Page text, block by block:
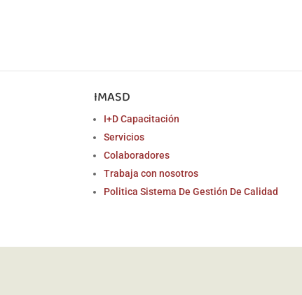
IMASD
I+D Capacitación
Servicios
Colaboradores
Trabaja con nosotros
Politica Sistema De Gestión De Calidad